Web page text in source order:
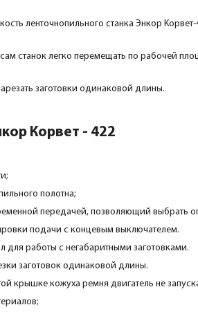
ленточнопильного станка Энкор Корвет-
станок легко перемещать по рабочей
заготовки одинаковой длины.
Корвет - 422
полотна;
передачей, позволяющий выбрать
подачи с концевым выключателем.
для работы с негабаритными заготовками.
заготовок одинаковой длины.
крышке кожуха ремня двигатель не